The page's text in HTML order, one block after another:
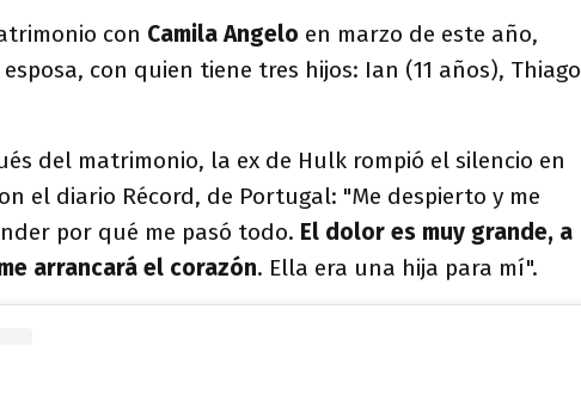
con Camila Angelo en marzo de este año,
con quien tiene tres hijos: Ian (11 años), Thiago
del matrimonio, la ex de Hulk rompió el silencio en
el diario Récord, de Portugal: "Me despierto y me
por qué me pasó todo. El dolor es muy grande, a
arrancará el corazón. Ella era una hija para mí".